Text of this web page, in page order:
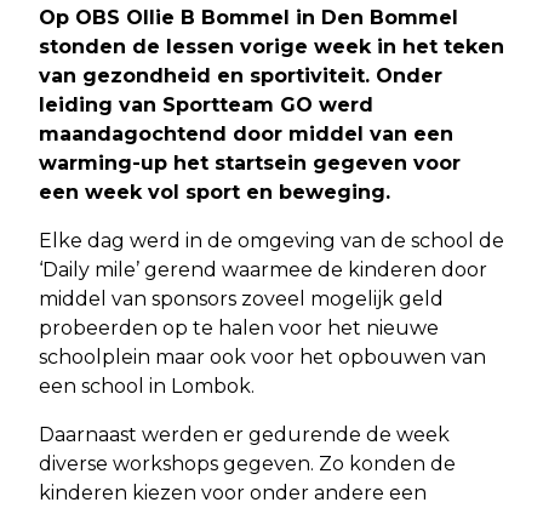
Op OBS Ollie B Bommel in Den Bommel
stonden de lessen vorige week in het teken
van gezondheid en sportiviteit. Onder
leiding van Sportteam GO werd
maandagochtend door middel van een
warming-up het startsein gegeven voor
een week vol sport en beweging.
Elke dag werd in de omgeving van de school de
‘Daily mile’ gerend waarmee de kinderen door
middel van sponsors zoveel mogelijk geld
probeerden op te halen voor het nieuwe
schoolplein maar ook voor het opbouwen van
een school in Lombok.
Daarnaast werden er gedurende de week
diverse workshops gegeven. Zo konden de
kinderen kiezen voor onder andere een